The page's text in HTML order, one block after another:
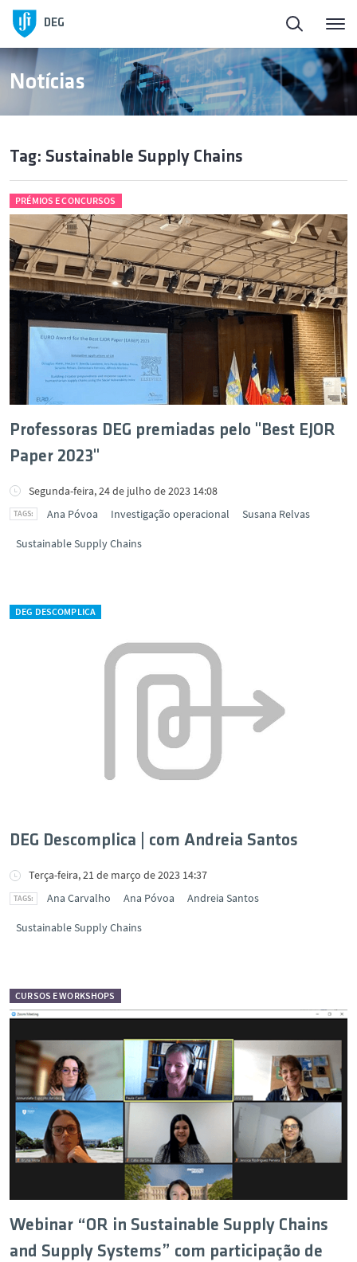
DEG
Notícias
Tag: Sustainable Supply Chains
PRÉMIOS E CONCURSOS
Professoras DEG premiadas pelo "Best EJOR
Paper 2023"
Segunda-feira, 24 de julho de 2023 14:08
Ana Póvoa
Investigação operacional Susana Relvas
Sustainable Supply Chains
DEG DESCOMPLICA
DEG Descomplica | com Andreia Santos
Terça-feira, 21 de março de 2023 14:37
Ana Carvalho
Ana Póvoa Andreia Santos
Sustainable Supply Chains
CURSOS E WORKSHOPS
Webinar “OR in Sustainable Supply Chains
and Supply Systems” com participação de